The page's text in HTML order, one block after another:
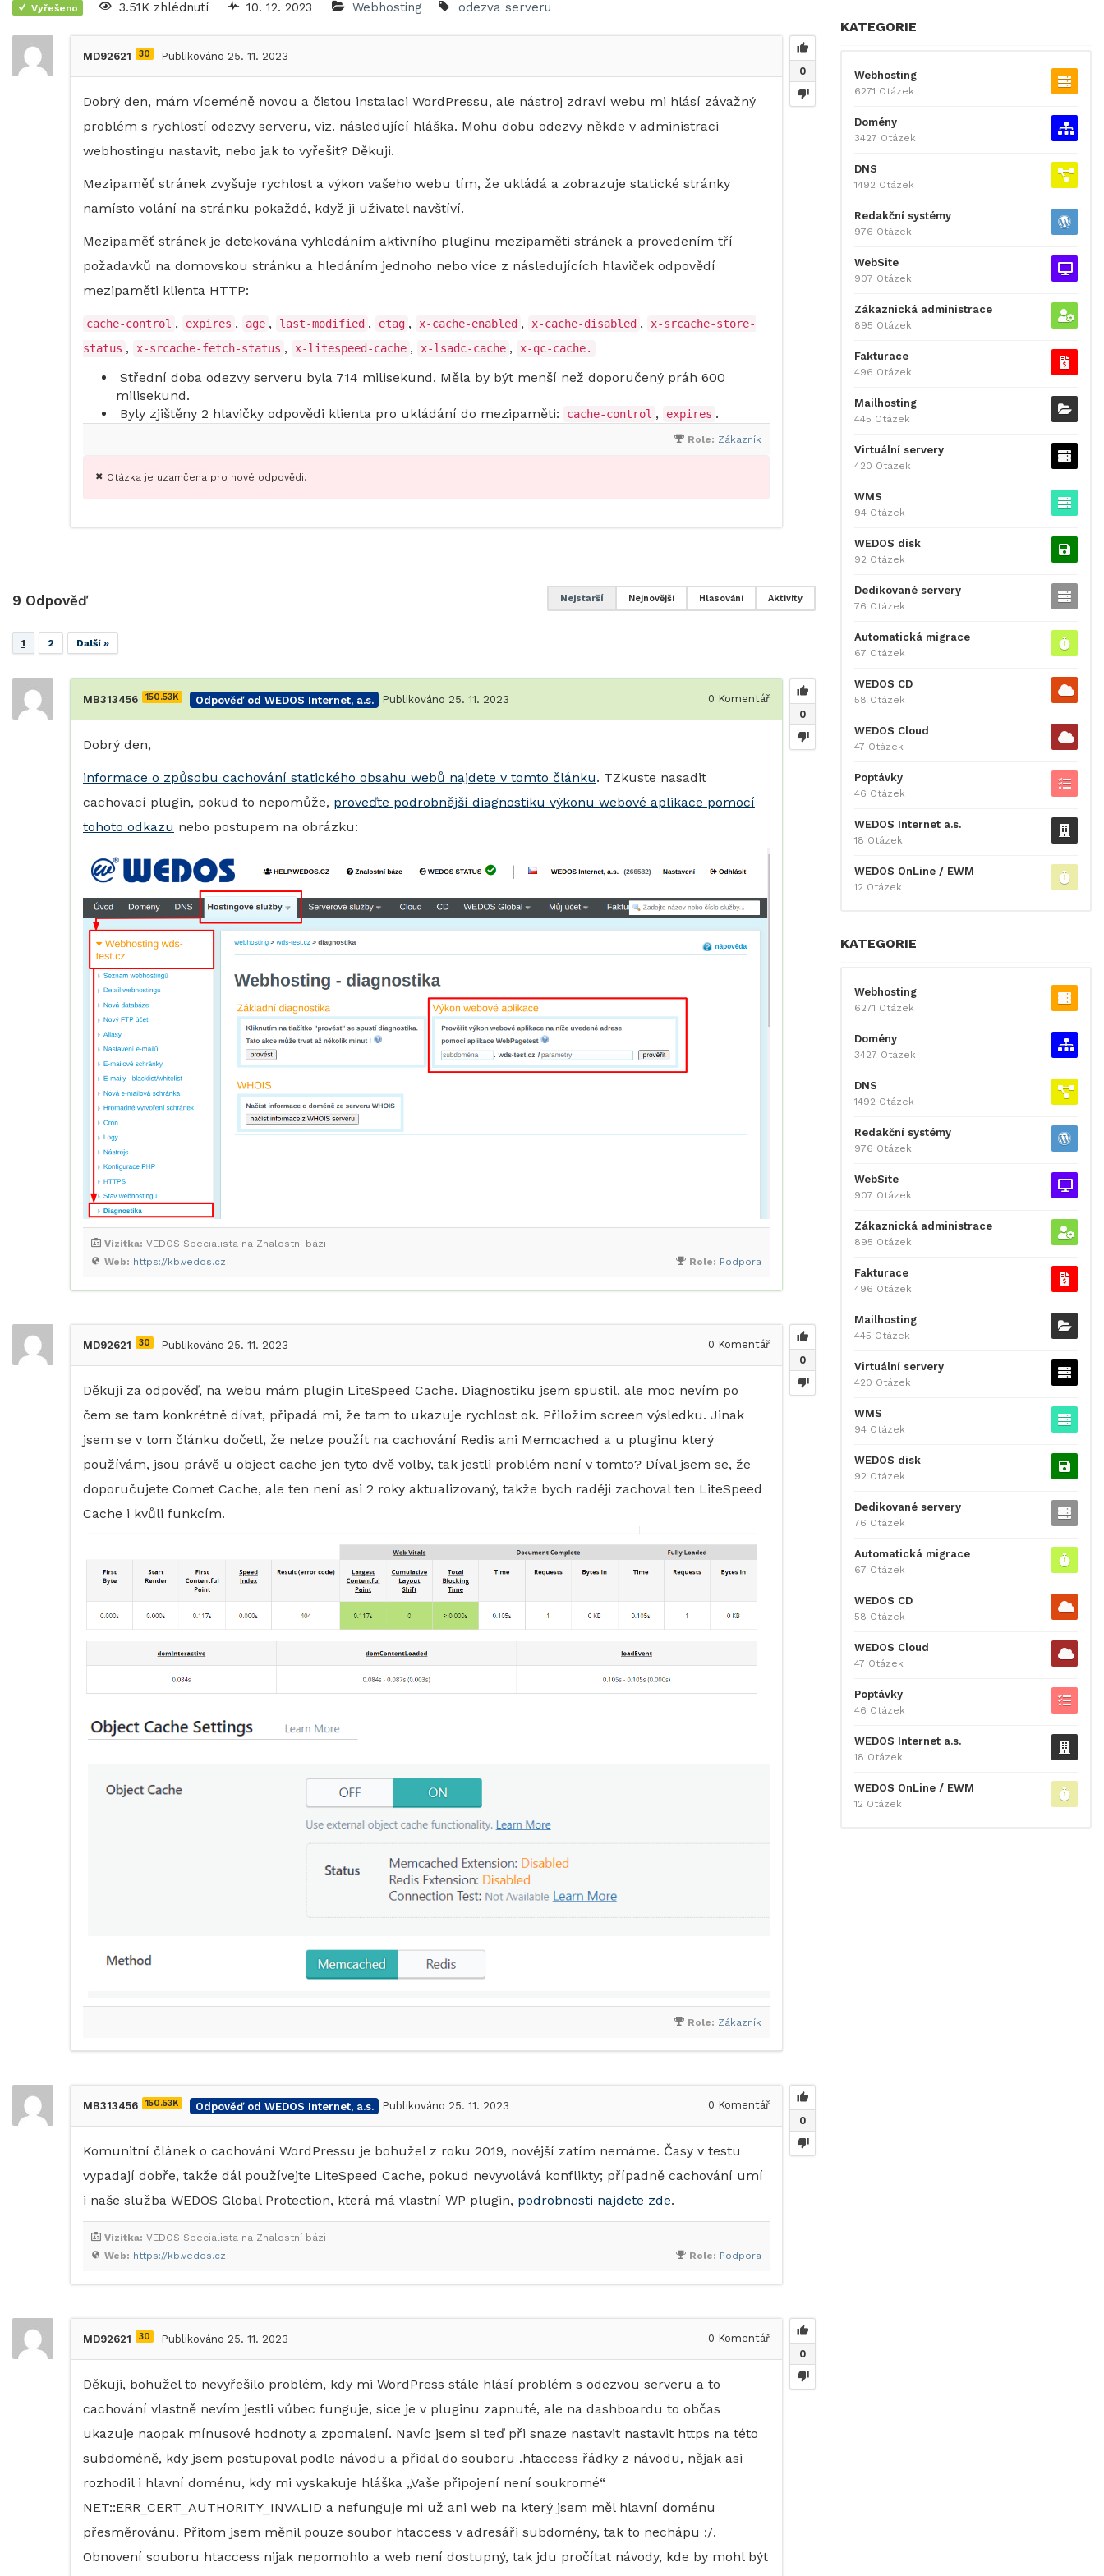
Vyřešeno 3.51K zhlédnutí 10. 12. 2023 Webhosting odezva serveru
0
MD92621 30 Publikováno 25. 11. 2023
Dobrý den, mám víceméně novou a čistou instalaci WordPressu, ale nástroj zdraví webu mi hlásí závažný
problém s rychlostí odezvy serveru, viz. následující hláška. Mohu dobu odezvy někde v administraci
webhostingu nastavit, nebo jak to vyřešit? Děkuji.
Mezipaměť stránek zvyšuje rychlost a výkon vašeho webu tím, že ukládá a zobrazuje statické stránky
namísto volání na stránku pokaždé, když ji uživatel navštíví.
Mezipaměť stránek je detekována vyhledáním aktivního pluginu mezipaměti stránek a provedením tří
požadavků na domovskou stránku a hledáním jednoho nebo více z následujících hlaviček odpovědí
mezipaměti klienta HTTP:
cache-control , expires , age , last-modified , etag , x-cache-enabled , x-cache-disabled ,
x-srcache-store-
status , x-srcache-fetch-status , x-litespeed-cache , x-lsadc-cache , x-qc-cache.
Střední doba odezvy serveru byla 714 milisekund. Měla by být menší než doporučený práh 600
milisekund.
Byly zjištěny 2 hlavičky odpovědi klienta pro ukládání do mezipaměti:
cache-control , expires .
Role: Zákazník
Otázka je uzamčena pro nové odpovědi.
9 Odpověď Aktivity
Hlasování
Nejnovější
Nejstarší
1 2 Další »
0
MB313456 150.53K Odpověď od WEDOS Internet, a.s. Publikováno 25. 11. 2023 0 Komentář
Dobrý den,
informace o způsobu cachování statického obsahu webů najdete v tomto článku. TZkuste nasadit
cachovací plugin, pokud to nepomůže, proveďte podrobnější diagnostiku výkonu webové aplikace pomocí
tohoto odkazu nebo postupem na obrázku:
Role: Podpora
Web: https://kb.vedos.cz
Vizitka: VEDOS Specialista na Znalostní bázi
0
MD92621 30 Publikováno 25. 11. 2023 0 Komentář
Děkuji za odpověď, na webu mám plugin LiteSpeed Cache. Diagnostiku jsem spustil, ale moc nevím po
čem se tam konkrétně dívat, připadá mi, že tam to ukazuje rychlost ok. Přiložím screen výsledku. Jinak
jsem se v tom článku dočetl, že nelze použít na cachování Redis ani Memcached a u pluginu který
používám, jsou právě u object cache jen tyto dvě volby, tak jestli problém není v tomto? Díval jsem se, že
doporučujete Comet Cache, ale ten není asi 2 roky aktualizovaný, takže bych raději zachoval ten LiteSpeed
Cache i kvůli funkcím.
Role: Zákazník
0
MB313456 150.53K Odpověď od WEDOS Internet, a.s. Publikováno 25. 11. 2023 0 Komentář
Komunitní článek o cachování WordPressu je bohužel z roku 2019, novější zatím nemáme. Časy v testu
vypadají dobře, takže dál používejte LiteSpeed Cache, pokud nevyvolává konflikty; případně cachování umí
i naše služba WEDOS Global Protection, která má vlastní WP plugin, podrobnosti najdete zde.
Role: Podpora
Web: https://kb.vedos.cz
Vizitka: VEDOS Specialista na Znalostní bázi
0
MD92621 30 Publikováno 25. 11. 2023 0 Komentář
Děkuji, bohužel to nevyřešilo problém, kdy mi WordPress stále hlásí problém s odezvou serveru a to
cachování vlastně nevím jestli vůbec funguje, sice je v pluginu zapnuté, ale na dashboardu to občas
ukazuje naopak mínusové hodnoty a zpomalení. Navíc jsem si teď při snaze nastavit nastavit https na této
subdoméně, kdy jsem postupoval podle návodu a přidal do souboru .htaccess řádky z návodu, nějak asi
rozhodil i hlavní doménu, kdy mi vyskakuje hláška „Vaše připojení není soukromé“
NET::ERR_CERT_AUTHORITY_INVALID a nefunguje mi už ani web na který jsem měl hlavní doménu
přesměrovánu. Přitom jsem měnil pouze soubor htaccess v adresáři subdomény, tak to nechápu :/.
Obnovení souboru htaccess nijak nepomohlo a web není dostupný, tak jdu pročítat návody, kde by mohl být
KATEGORIE
Webhosting
6271 Otázek
Domény
3427 Otázek
DNS
1492 Otázek
Redakční systémy
976 Otázek
WebSite
907 Otázek
Zákaznická administrace
895 Otázek
Fakturace
496 Otázek
Mailhosting
445 Otázek
Virtuální servery
420 Otázek
WMS
94 Otázek
WEDOS disk
92 Otázek
Dedikované servery
76 Otázek
Automatická migrace
67 Otázek
WEDOS CD
58 Otázek
WEDOS Cloud
47 Otázek
Poptávky
46 Otázek
WEDOS Internet a.s.
18 Otázek
WEDOS OnLine / EWM
12 Otázek
KATEGORIE
Webhosting
6271 Otázek
Domény
3427 Otázek
DNS
1492 Otázek
Redakční systémy
976 Otázek
WebSite
907 Otázek
Zákaznická administrace
895 Otázek
Fakturace
496 Otázek
Mailhosting
445 Otázek
Virtuální servery
420 Otázek
WMS
94 Otázek
WEDOS disk
92 Otázek
Dedikované servery
76 Otázek
Automatická migrace
67 Otázek
WEDOS CD
58 Otázek
WEDOS Cloud
47 Otázek
Poptávky
46 Otázek
WEDOS Internet a.s.
18 Otázek
WEDOS OnLine / EWM
12 Otázek